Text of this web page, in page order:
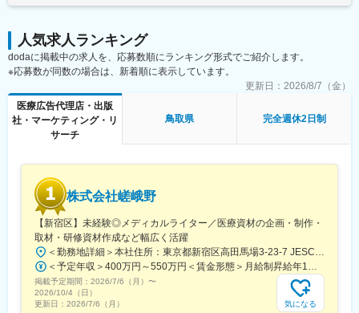
■ライター所属数は業界1位：
制作物・クオリティには定評があります。未経験から育て上げる
文化もある一方で、プロ集団として日々サービスクオリティの向
上に努めています。
■グループ会社（医療系出版社）の創刊数も業界1位：
グループ会社であるメディカルレビュー社は業界内でトップの自
社創刊数を誇っており、そのグループ会社である同社はその創刊
数の多さを支えています。
・HTMLメールや広告バナー・SNS画像などWEBマーケティング
に必要なデザイン
・学会で配るチラシやリーフレット・会員獲得のためのダイレク
■働き方
残業時間は10～20時間程とワークライフバランスを整えやすい環
四半期に一回程度の対面で会うキックオフの機会もご用意してお
ります。
■当社について：
当社は、「テクノロジーの力で人々の健康寿命を延ばす」ことを
理念に掲げ、医師専用のWebサービスやアプリを展開していま
す。
当社が提供する「ヒポクラ」は、約70,000人以上の医師が参加す
人気求人ランキング
dodaに掲載中の求人を、応募数順にランキング形式でご紹介します。
※応募数が同数の場合は、新着順に表示しています。
更新日： 2026/8/7（金）
医療広告代理店・出版
社・マーケティング・リ
サーチ
鳥取県 完全週休2日制
株式会社嵯峨野
【新宿区】未経験◎メディカルライター／医療資材の企画・制作・
取材・研修資材作成など幅広く活躍
＜勤務地詳細＞本社住所：東京都新宿区高田馬場3-23-7 JESCO高田馬場3F受動喫煙対策：屋内全面禁煙変更の範囲：会社の定める事業所（リモートワーク含む）
＜予定年収＞400万円～550万円＜賃金形態＞月給制昇給年1回、賞与年2回（実績）＜賃金内訳＞月額（基本給）：250,000円～350,000円＜月給＞250,000円～350,000円＜昇給有無＞有＜残業手当＞有＜給与補足＞経験・能力を考慮して決定します賃金はあくまでも目安の金額であり、選考を通じて上下する可能性があります。月給(月額)は固定手当を含めた表記です。
掲載予定期間： 2026/7/6（月） 〜
2026/10/4（日）
更新日： 2026/7/6（月） 気になる